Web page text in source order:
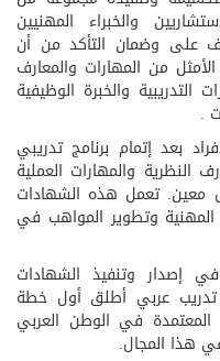
والخبراء المهنيين
على وضمان التأكد من أن
من المهارات والمعارف
التدريبية والخبرة الوظيفية
.
بعد إتمام برنامج تدريبي
والمهارات العملية
معين. تعمل هذه الشهادات
المهنية وتطوير المواهب في
إصدار وتنفيذ الشهادات
تدريب عربي أطلق أول خطة
المعتمدة في الوطن العربي